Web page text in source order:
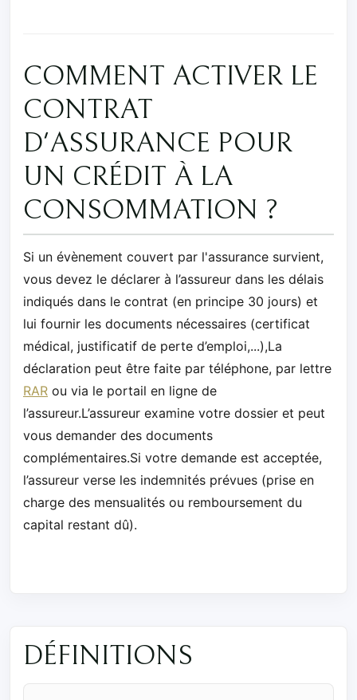
COMMENT ACTIVER LE
CONTRAT
D'ASSURANCE POUR
UN CRÉDIT À LA
CONSOMMATION ?
Si un évènement couvert par l'assurance survient,
vous devez le déclarer à l’assureur dans les délais
indiqués dans le contrat (en principe 30 jours) et
lui fournir les documents nécessaires (certificat
médical, justificatif de perte d’emploi,...),La
déclaration peut être faite par téléphone, par lettre
RAR ou via le portail en ligne de
l’assureur.L’assureur examine votre dossier et peut
vous demander des documents
complémentaires.Si votre demande est acceptée,
l’assureur verse les indemnités prévues (prise en
charge des mensualités ou remboursement du
capital restant dû).
DÉFINITIONS